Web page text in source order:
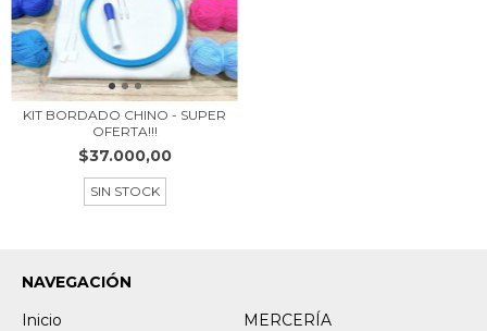
KIT BORDADO CHINO - SUPER
OFERTA!!!
$37.000,00
SIN STOCK
NAVEGACIÓN
Inicio
MERCERÍA